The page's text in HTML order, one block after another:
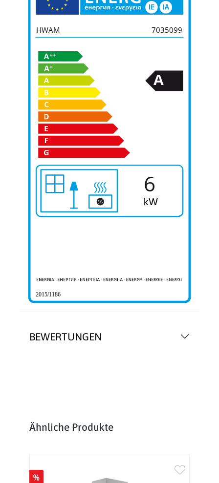
BEWERTUNGEN
HWAM 7035099
2015/1186
6
A
Produktgalerie überspringen
Ähnliche Produkte
%